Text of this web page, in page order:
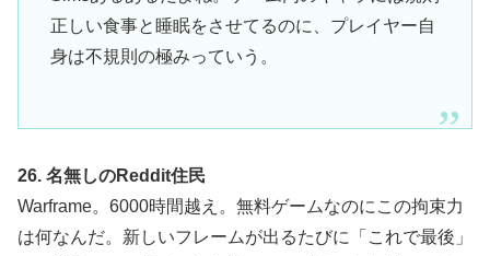
正しい食事と睡眠をさせてるのに、プレイヤー自
身は不規則の極みっていう。
26. 名無しのReddit住民
Warframe。6000時間越え。無料ゲームなのにこの拘束力
は何なんだ。新しいフレームが出るたびに「これで最後」